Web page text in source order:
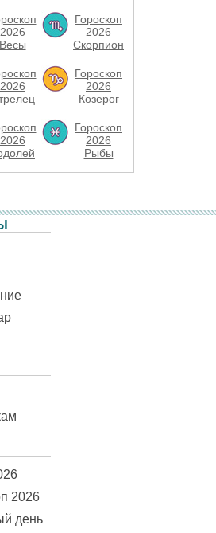
2026
Весы
Гороскоп
2026
Скорпион
2026
Гороскоп
2026
Козерог
2026
Гороскоп
2026
Рыбы
2026
день